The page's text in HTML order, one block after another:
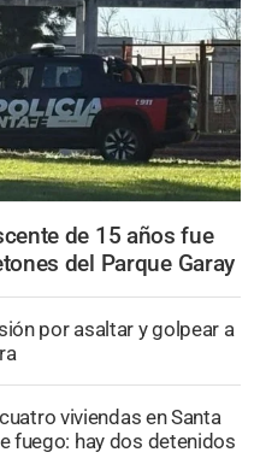
de 15 años fue
del Parque Garay
por asaltar y golpear a
viviendas en Santa
fuego: hay dos detenidos